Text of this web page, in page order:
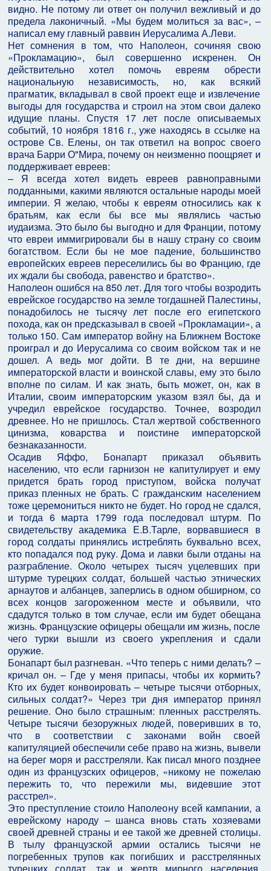
видно. Не потому ли ответ он получил вежливый и до
предела лаконичный. «Мы будем молиться за вас», –
написал ему главный раввин Иерусалима А.Леви.
Нет сомнения в том, что Наполеон, сочиняя свою
«Прокламацию», был совершенно искренен. Он
действительно хотел помочь евреям обрести
национальную независимость, но, как всякий
прагматик, вкладывал в свой проект еще и извлечение
выгоды для государства и строил на этом свои далеко
идущие планы. Спустя 17 лет после описываемых
событий, 10 ноября 1816 г., уже находясь в ссылке на
острове Св. Елены, он так ответил на вопрос своего
врача Барри О"Мира, почему он неизменно поощряет и
поддерживает евреев:
– Я всегда хотел видеть евреев равноправными
подданными, какими являются остальные народы моей
империи. Я желаю, чтобы к евреям относились как к
братьям, как если бы все мы являлись частью
иудаизма. Это было бы выгодно и для Франции, потому
что евреи иммигрировали бы в нашу страну со своим
богатством. Если бы не мое падение, большинство
европейских евреев переселились бы во Францию, где
их ждали бы свобода, равенство и братство».
Наполеон ошибся на 850 лет. Для того чтобы возродить
еврейское государство на земле тогдашней Палестины,
понадобилось не тысячу лет после его египетского
похода, как он предсказывал в своей «Прокламации», а
только 150. Сам император войну на Ближнем Востоке
проиграл и до Иерусалима со своим войском так и не
дошел. А ведь мог дойти. В те дни, на вершине
императорской власти и воинской славы, ему это было
вполне по силам. И как знать, быть может, он, как в
Италии, своим императорским указом взял бы, да и
учредил еврейское государство. Точнее, возродил
древнее. Но не пришлось. Стал жертвой собственного
цинизма, коварства и поистине императорской
безнаказанности.
Осадив Яффо, Бонапарт приказал объявить
населению, что если гарнизон не капитулирует и ему
придется брать город приступом, войска получат
приказ пленных не брать. С гражданским населением
тоже церемониться никто не будет. Но город не сдался,
и тогда 6 марта 1799 года последовал штурм. По
свидетельству академика Е.В.Тарле, ворвавшиеся в
город солдаты принялись истреблять буквально всех,
кто попадался под руку. Дома и лавки были отданы на
разграбление. Около четырех тысяч уцелевших при
штурме турецких солдат, большей частью этнических
арнаутов и албанцев, заперлись в одном обширном, со
всех концов загороженном месте и объявили, что
сдадутся только в том случае, если им будет обещана
жизнь. Французские офицеры обещали им жизнь, после
чего турки вышли из своего укрепления и сдали
оружие.
Бонапарт был разгневан. «Что теперь с ними делать? –
кричал он. – Где у меня припасы, чтобы их кормить?
Кто их будет конвоировать – четыре тысячи отборных,
сильных солдат?» Через три дня император принял
решение. Оно было страшным: пленных расстрелять.
Четыре тысячи безоружных людей, поверивших в то,
что в соответствии с законами войн своей
капитуляцией обеспечили себе право на жизнь, вывели
на берег моря и расстреляли. Как писал много позднее
один из французских офицеров, «никому не пожелаю
пережить то, что пережили мы, видевшие этот
расстрел».
Это преступление стоило Наполеону всей кампании, а
еврейскому народу – шанса вновь стать хозяевами
своей древней страны и ее такой же древней столицы.
В тылу французской армии остались тысячи не
погребенных трупов как погибших и расстрелянных